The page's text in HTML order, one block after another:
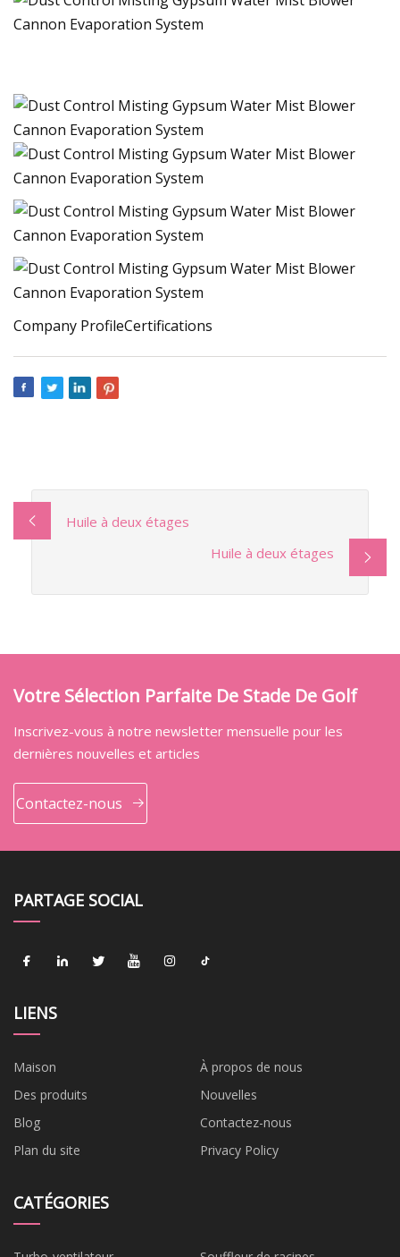
Company ProfileCertifications
Huile à deux étages
Huile à deux étages
Votre Sélection Parfaite De Stade De Golf
Inscrivez-vous à notre newsletter mensuelle pour les
dernières nouvelles et articles
Contactez-nous
PARTAGE SOCIAL
LIENS
Maison
À propos de nous
Des produits
Nouvelles
Blog
Contactez-nous
Plan du site
Privacy Policy
CATÉGORIES